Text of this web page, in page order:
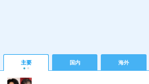
主要 国内 海外